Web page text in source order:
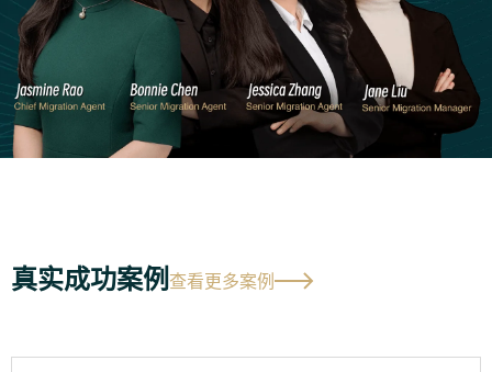
真实成功案例查看更多案例